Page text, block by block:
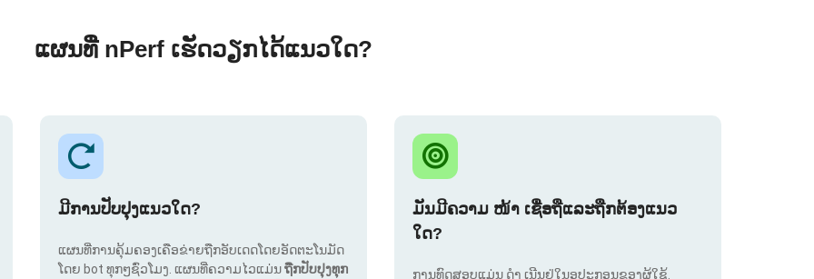
ແຜນທີ່ nPerf ເຮັດວຽກໄດ້ແນວໃດ?
ມີການປັບປຸງແນວໃດ?
ແຜນທີ່ການຄຸ້ມຄອງເຄືອຂ່າຍຖືກອັບເດດໂດຍອັດຕະໂນມັດ
ໂດຍ bot ທຸກໆຊົ່ວໂມງ. ແຜນທີ່ຄວາມໄວແມ່ນຖືກປັບປຸງທຸກ
ມັນມີຄວາມ ໜ້າ ເຊື່ອຖືແລະຖືກຕ້ອງແນວ
ໃດ?
ການທົດສອບແມ່ນ ດຳ ເນີນຢູ່ໃນອຸປະກອນຂອງຜູ້ໃຊ້.